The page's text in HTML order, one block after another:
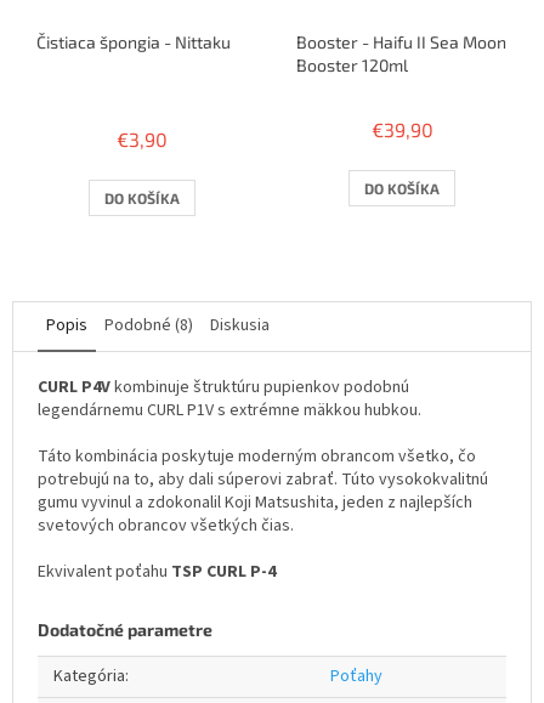
Čistiaca špongia - Nittaku
produktu
4,0
z
€3,90
DO KOŠÍKA
Booster - Haifu II Sea Moon
Booster 120ml
€39,90
DO KOŠÍKA
Popis Podobné (8) Diskusia
CURL P4Vkombinuje štruktúru pupienkov podobnú
legendárnemu CURL P1V s extrémne mäkkou hubkou.
Táto kombinácia poskytuje moderným obrancom všetko, čo
potrebujú na to, aby dali súperovi zabrať. Túto vysokokvalitnú
gumu vyvinul a zdokonalil Koji Matsushita, jeden z najlepších
svetových obrancov všetkých čias.
Ekvivalent poťahu TSP CURL P-4
Dodatočné parametre
Kategória:
Poťahy